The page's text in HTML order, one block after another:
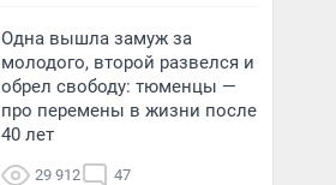
Одна вышла замуж за
молодого, второй развелся и
обрел свободу: тюменцы —
про перемены в жизни после
40 лет
29 912 47